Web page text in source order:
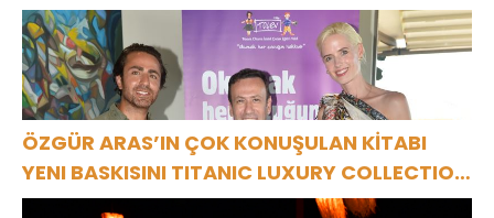
ÖZGÜR ARAS’IN ÇOK KONUŞULAN KİTABI
YENI BASKISINI TITANIC LUXURY COLLECTION
BODRUM’DA KUTLADI